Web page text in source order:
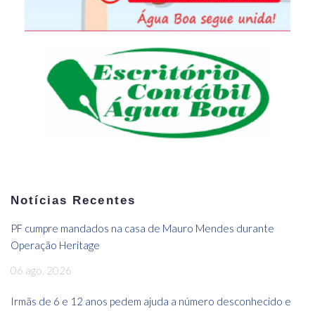
Notícias Recentes
PF cumpre mandados na casa de Mauro Mendes durante
Operação Heritage
06 ago, 2026
Irmãs de 6 e 12 anos pedem ajuda a número desconhecido e